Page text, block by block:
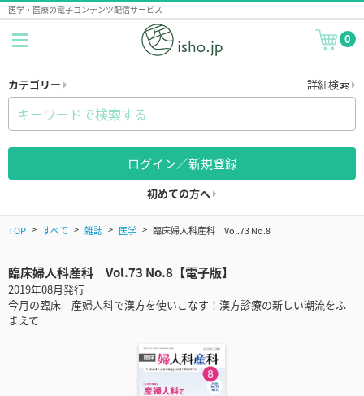
医学・医療の電子コンテンツ配信サービス
0
カテゴリー 詳細検索
ログイン／新規登録
初めての方へ
TOP すべて 雑誌 医学 臨床婦人科産科 Vol.73 No.8
臨床婦人科産科 Vol.73 No.8【電子版】
2019年08月発行
今月の臨床 産婦人科で漢方を使いこなす！漢方診療の新しい潮流をふ
まえて